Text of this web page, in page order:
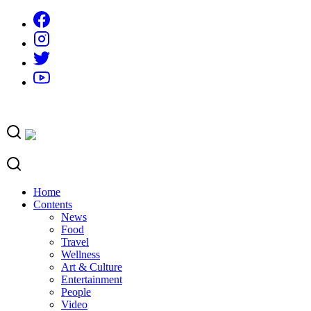
content
Home
Contents
News
Food
Travel
Wellness
Art & Culture
Entertainment
People
Video